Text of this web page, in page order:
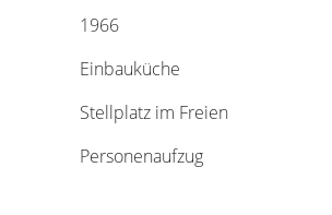
1966
Einbauküche
Stellplatz im Freien
Personenaufzug